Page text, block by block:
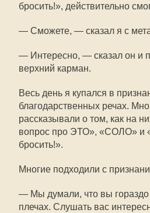
бросить!», действительно
— Сможете, — сказал я с
— Интересно, — сказал он и
верхний карман.
Весь день я купался в
благодарственных речах.
рассказывали о том, как на
вопрос про ЭТО», «СОЛО» и
бросить!».
Многие подходили с
— Мы думали, что вы
плечах. Слушать вас